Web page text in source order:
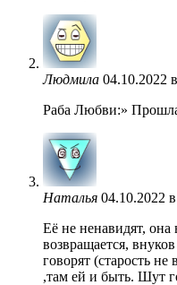
Людмила 04.10.2022
Раба Любви:»
Наталья 04.10.2022
Её не ненавидят, она
возвращается,
говорят (старость
,там ей и быть. Шут